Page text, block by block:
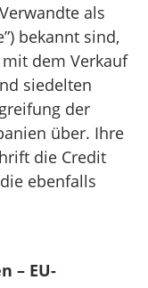
als
bekannt sind,
dem Verkauf
siedelten
der
über. Ihre
die Credit
ebenfalls
– EU-